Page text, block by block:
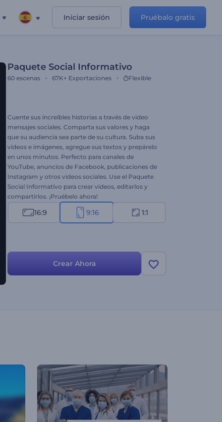
Iniciar sesión Pruébalo gratis
Paquete Social Informativo
60 escenas 67K+ Exportaciones Flexible
Cuente sus increíbles historias a través de video
mensajes sociales. Comparta sus valores y haga
que su audiencia sea parte de su cultura. Suba sus
videos e imágenes, agregue sus textos y prepárelo
en unos minutos. Perfecto para canales de
YouTube, anuncios de Facebook, publicaciones de
Instagram y otros videos sociales. Use el Paquete
Social Informativo para crear videos, editarlos y
compartirlos. ¡Pruébelo ahora!
16:9 9:16 1:1
Crear Ahora